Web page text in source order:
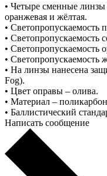
• Четыре сменные линзы
оранжевая и жёлтая.
• Светопропускаемость
• Светопропускаемость
• Светопропускаемость
• Светопропускаемость
• На линзы нанесена
Fog).
• Цвет оправы – олива.
• Материал –
• Баллистический
Написать сообщение